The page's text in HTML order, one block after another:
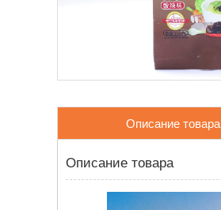
Описание товара
Описание товара